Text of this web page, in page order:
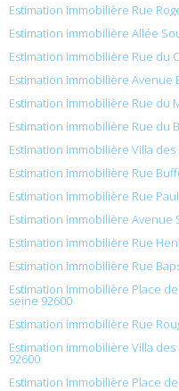
Estimation immobilière Rue
Estimation immobilière Allée
Estimation immobilière Rue du
Estimation immobilière Avenue
Estimation immobilière Rue du
Estimation immobilière Rue du
Estimation immobilière Villa
Estimation immobilière Rue
Estimation immobilière Rue
Estimation immobilière Avenue
Estimation immobilière Rue
Estimation immobilière Rue
Estimation immobilière Place
seine 92600
Estimation immobilière Rue
Estimation immobilière Villa
92600
Estimation immobilière Place